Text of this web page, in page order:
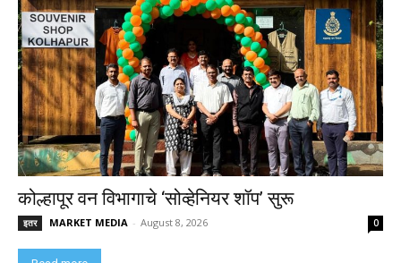
कोल्हापूर वन विभागाचे ‘सोव्हेनियर शॉप’ सुरू
इतर MARKET MEDIA - August 8, 2026 0